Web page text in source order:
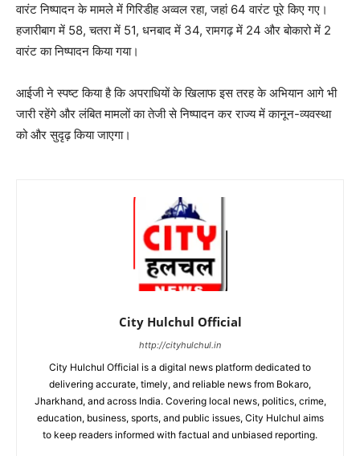
वारंट निष्पादन के मामले में गिरिडीह अव्वल रहा, जहां 64 वारंट पूरे किए गए।
हजारीबाग में 58, चतरा में 51, धनबाद में 34, रामगढ़ में 24 और बोकारो में 2
वारंट का निष्पादन किया गया।
आईजी ने स्पष्ट किया है कि अपराधियों के खिलाफ इस तरह के अभियान आगे भी
जारी रहेंगे और लंबित मामलों का तेजी से निष्पादन कर राज्य में कानून-व्यवस्था
को और सुदृढ़ किया जाएगा।
City Hulchul Official
http://cityhulchul.in
City Hulchul Official is a digital news platform dedicated to
delivering accurate, timely, and reliable news from Bokaro,
Jharkhand, and across India. Covering local news, politics, crime,
education, business, sports, and public issues, City Hulchul aims
to keep readers informed with factual and unbiased reporting.